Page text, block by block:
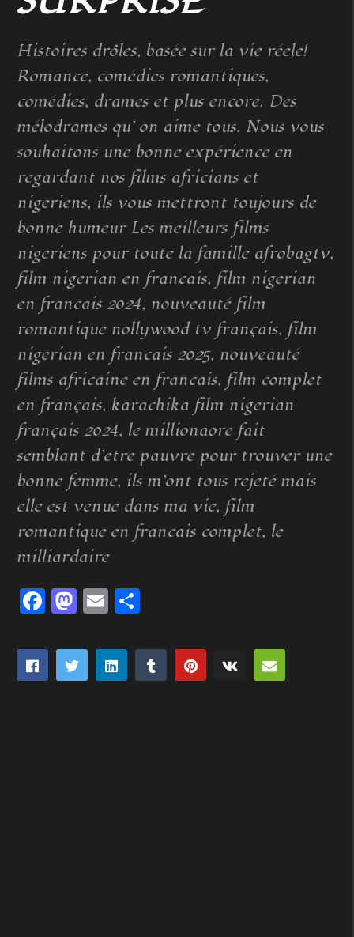
Histoires drôles, basée sur la vie réele!
Romance, comédies romantiques,
comédies, drames et plus encore. Des
mélodrames qu’ on aime tous. Nous vous
souhaitons une bonne expérience en
regardant nos films africians et
nigeriens, ils vous mettront toujours de
bonne humeur Les meilleurs films
nigeriens pour toute la famille afrobagtv,
film nigerian en francais, film nigerian
en francais 2024, nouveauté film
romantique nollywood tv français, film
nigerian en francais 2025, nouveauté
films africaine en francais, film complet
en français, karachika film nigerian
français 2024, le millionaore fait
semblant d’etre pauvre pour trouver une
bonne femme, ils m’ont tous rejeté mais
elle est venue dans ma vie, film
romantique en francais complet, le
milliardaire
Facebook
Mastodon
Email